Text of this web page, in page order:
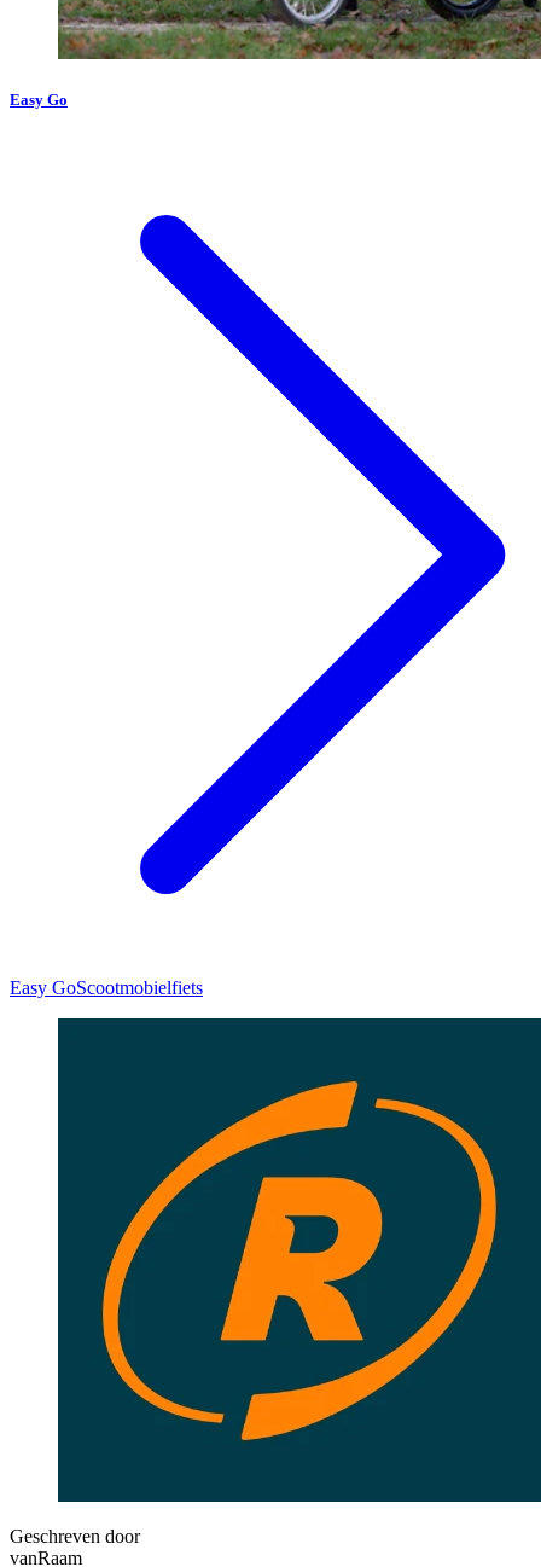
Easy Go
Easy GoScootmobielfiets
Geschreven door
vanRaam